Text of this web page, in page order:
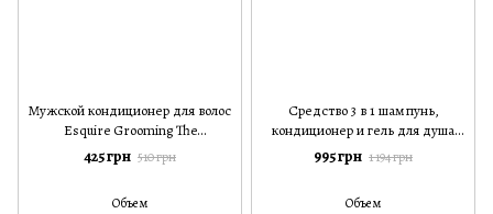
Мужской кондиционер для волос
Esquire Grooming The
Conditioner 414 мл
425 грн 510 грн
Объем
Средство 3 в 1 шампунь,
кондиционер и гель для душа
CHI Man The One 3-in-1 Shampoo,
Conditioner & Body Wash 739 мл
995 грн 1 194 грн
Объем